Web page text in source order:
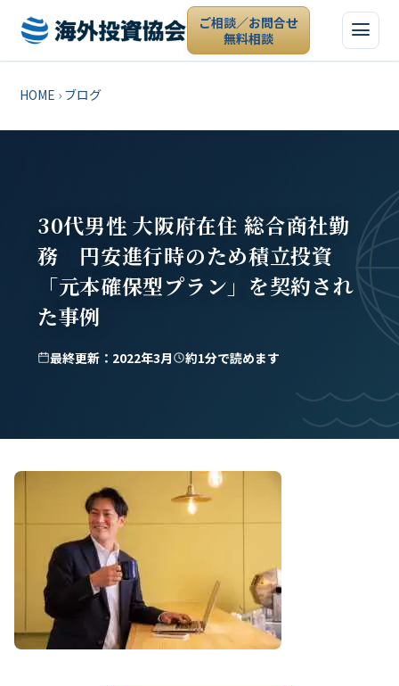
ご相談／お問合せ
無料相談
HOME › ブログ
30代男性 大阪府在住 総合商社勤
務 円安進行時のため積立投資
「元本確保型プラン」を契約され
た事例
最終更新：2022年3月 約1分で読めます